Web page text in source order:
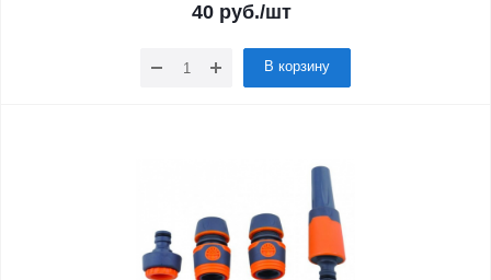
40 руб./шт
В корзину